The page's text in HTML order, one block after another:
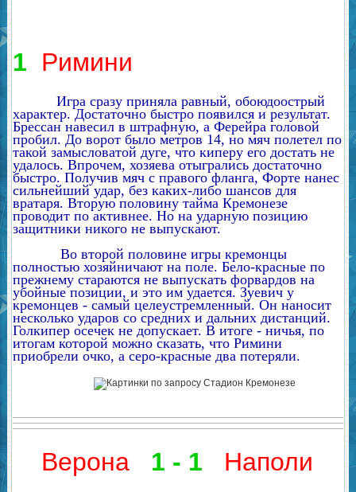
1 Римини
Игра сразу приняла равный, обоюдоострый
характер. Достаточно быстро появился и результат.
Брессан навесил в штрафную, а Ферейра головой
пробил. До ворот было метров 14, но мяч полетел по
такой замысловатой дуге, что киперу его достать не
удалось. Впрочем, хозяева отыгрались достаточно
быстро. Получив мяч с правого фланга, Форте нанес
сильнейший удар, без каких-либо шансов для
вратаря. Вторую половину тайма Кремонезе
проводит по активнее. Но на ударную позицию
защитники никого не выпускают.
Во второй половине игры кремонцы
полностью хозяйничают на поле. Бело-красные по
прежнему стараются не выпускать форвардов на
убойные позиции, и это им удается. Зуевич у
кремонцев - самый целеустремленный. Он наносит
несколько ударов со средних и дальних дистанций.
Голкипер осечек не допускает. В итоге - ничья, по
итогам которой можно сказать, что Римини
приобрели очко, а серо-красные два потеряли.
Верона 1 - 1 Наполи